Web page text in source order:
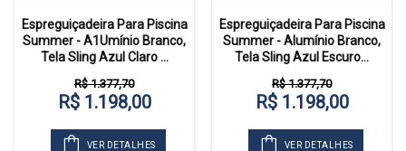
Espreguiçadeira Para Piscina
Summer - A1Umínio Branco,
Tela Sling Azul Claro ...
R$ 1.377,70
R$ 1.198,00
VER DETALHES
Espreguiçadeira Para Piscina
Summer - Alumínio Branco,
Tela Sling Azul Escuro...
R$ 1.377,70
R$ 1.198,00
VER DETALHES